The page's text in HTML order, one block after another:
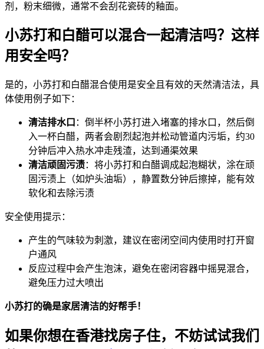
剂，粉末细微，通常不会刮花瓷砖的釉面。
小苏打和白醋可以混合一起清洁吗？这样
用安全吗？
是的，小苏打和白醋混合使用是安全且有效的天然清洁法，具
体使用例子如下：
清洁排水口 ：倒半杯小苏打进入堵塞的排水口，然后倒
入一杯白醋，两者会剧烈起泡并松动管道内污垢，约30
分钟后冲入热水冲走残渣，达到通渠效果
清洁顽固污渍：将小苏打和白醋调成起泡糊状，涂在顽
固污渍上（如炉头油垢），静置数分钟后擦掉，能有效
软化和去除污渍
安全使用提示：
产生的气味较为刺激，建议在密闭空间内使用时打开窗
户通风
反应过程中会产生泡沫，避免在密闭容器中摇晃混合，
避免压力过大喷出
小苏打的确是家居清洁的好帮手！
如果你想在香港找房子住，不妨试试我们